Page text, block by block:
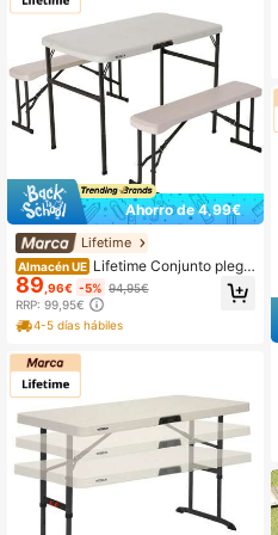
Ahorro de 4,99€
Lifetime
Almacén UE Lifetime Conjunto plega
ble mesa y 2 bancos utrarresistente
106x61x74 cm uv100 ✅ Entrega 2
4/48h a España (península)
89 ,96€ -5% 94,95€
RRP: 99,95€
4-5 días hábiles